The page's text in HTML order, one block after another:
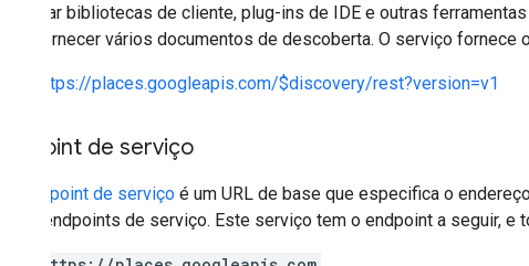
para criar bibliotecas de cliente, plug-ins de IDE e outras
pode fornecer vários documentos de descoberta. O serviço
https://places.googleapis.com/$discovery/rest?version=v1
Endpoint de serviço
endpoint de serviço é um URL de base que especifica o
vários endpoints de serviço. Este serviço tem o endpoint a seguir,